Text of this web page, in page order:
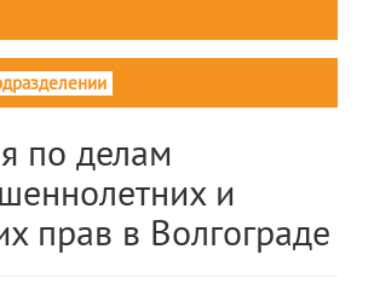
по делам
и
прав в Волгограде